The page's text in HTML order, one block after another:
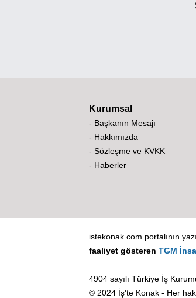
Kurumsal
- Başkanın Mesajı
- Hakkımızda
- Sözleşme ve KVKK
- Haberler
istekonak.com portalının
faaliyet gösteren TGM
4904 sayılı Türkiye İş
© 2024 İş'te Konak - Her